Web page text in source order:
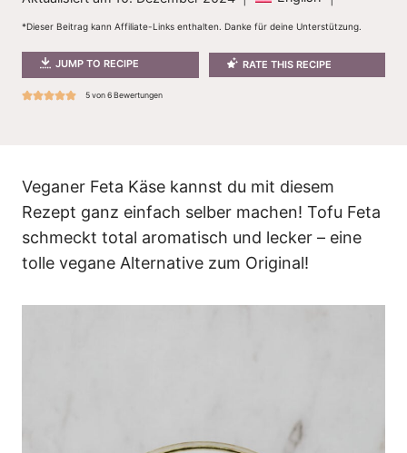
*Dieser Beitrag kann Affiliate-Links enthalten. Danke für deine Unterstützung.
JUMP TO RECIPE RATE THIS RECIPE
5von6Bewertungen
Veganer Feta Käse kannst du mit diesem
Rezept ganz einfach selber machen! Tofu Feta
schmeckt total aromatisch und lecker – eine
tolle vegane Alternative zum Original!